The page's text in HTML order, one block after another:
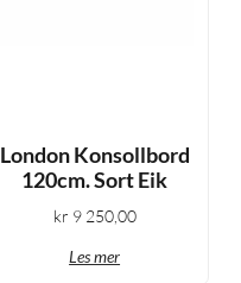
London Konsollbord
120cm. Sort Eik
kr 9 250,00
Les mer